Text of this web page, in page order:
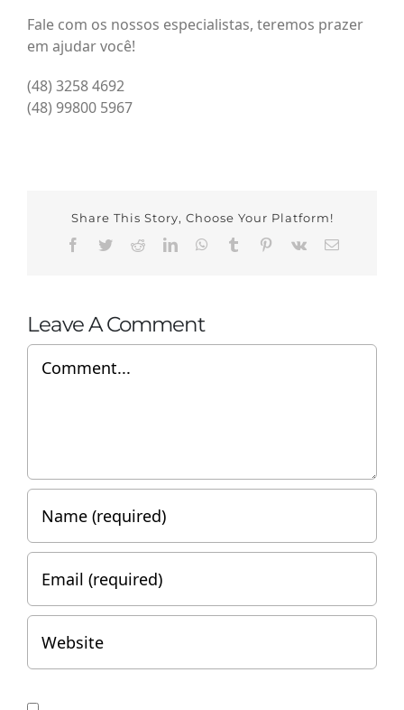
Fale com os nossos especialistas, teremos prazer
em ajudar você!
(48) 3258 4692
(48) 99800 5967
Share This Story, Choose Your Platform!
Facebook
TwitterRedditLinkedInWhatsApp
Tumblr Pinterest
Vk Email
Leave A Comment
Comment